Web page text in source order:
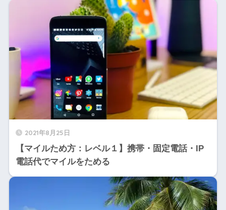
2021年8月25日
【マイルため方：レベル１】携帯・固定電話・IP
電話代でマイルをためる